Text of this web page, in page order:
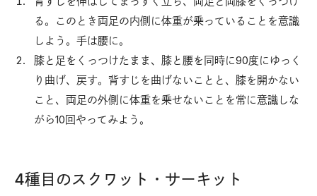
る。このとき両足の内側に体重が乗っていることを意識
しよう。手は腰に。
膝と足をくっつけたまま、膝と腰を同時に90度にゆっく
り曲げ、戻す。背すじを曲げないことと、膝を開かない
こと、両足の外側に体重を乗せないことを常に意識しな
がら10回やってみよう。
4種目のスクワット・サーキット